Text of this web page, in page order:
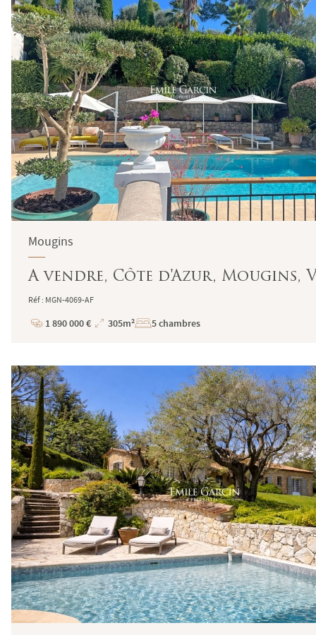
Mougins
A vendre, Côte d'Azur, Mougins,
Réf : MGN-4069-AF
Prix
1 890 000 €
Superficie
305m² 5 chambres